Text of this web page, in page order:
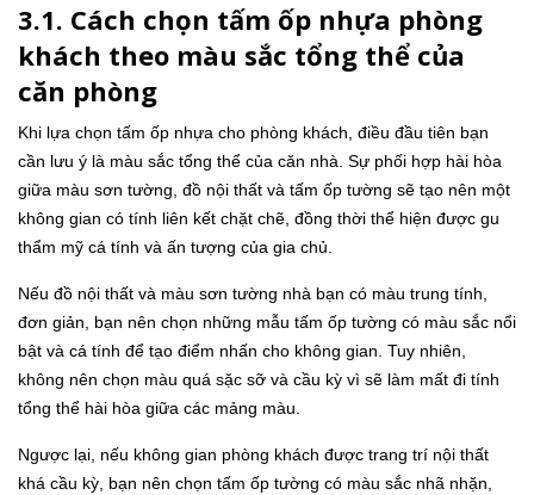
3.1. Cách chọn tấm ốp nhựa phòng
khách theo màu sắc tổng thể của
căn phòng
Khi lựa chọn tấm ốp nhựa cho phòng khách, điều đầu tiên bạn
cần lưu ý là màu sắc tổng thể của căn nhà. Sự phối hợp hài hòa
giữa màu sơn tường, đồ nội thất và tấm ốp tường sẽ tạo nên một
không gian có tính liên kết chặt chẽ, đồng thời thể hiện được gu
thẩm mỹ cá tính và ấn tượng của gia chủ.
Nếu đồ nội thất và màu sơn tường nhà bạn có màu trung tính,
đơn giản, bạn nên chọn những mẫu tấm ốp tường có màu sắc nổi
bật và cá tính để tạo điểm nhấn cho không gian. Tuy nhiên,
không nên chọn màu quá sặc sỡ và cầu kỳ vì sẽ làm mất đi tính
tổng thể hài hòa giữa các mảng màu.
Ngược lại, nếu không gian phòng khách được trang trí nội thất
khá cầu kỳ, bạn nên chọn tấm ốp tường có màu sắc nhã nhặn,